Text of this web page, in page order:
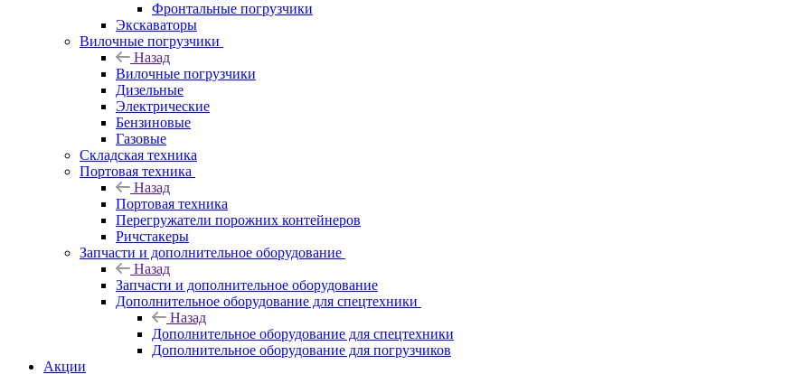
Фронтальные погрузчики
Экскаваторы
Вилочные погрузчики
Назад
Вилочные погрузчики
Дизельные
Электрические
Бензиновые
Газовые
Складская техника
Портовая техника
Назад
Портовая техника
Перегружатели порожних контейнеров
Ричстакеры
Запчасти и дополнительное оборудование
Назад
Запчасти и дополнительное оборудование
Дополнительное оборудование для спецтехники
Назад
Дополнительное оборудование для спецтехники
Дополнительное оборудование для погрузчиков
Акции